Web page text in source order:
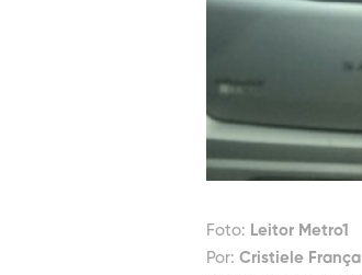
Foto: Leitor Metro1
Por: Cristiele França